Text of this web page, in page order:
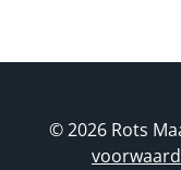
© 2026 Rots